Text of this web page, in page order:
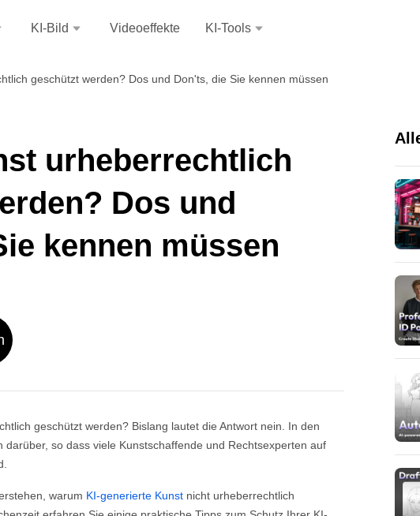
KI-Bild Videoeffekte KI-Tools
geschützt werden? Dos und Don'ts, die Sie kennen müssen
urheberrechtlich
Dos und
kennen müssen
geschützt werden? Bislang lautet die Antwort nein. In den
darüber, so dass viele Kunstschaffende und Rechtsexperten auf
warum KI-generierte Kunst nicht urheberrechtlich